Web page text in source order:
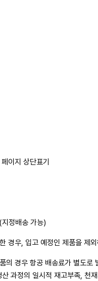
이지 상단표기
정배송 가능)
경우, 입고 예정인 제품을 제
의 경우 항공 배송료가 별도로
과정의 일시적 재고부족, 천